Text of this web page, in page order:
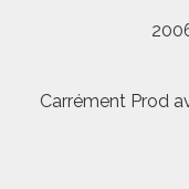
Carrément Prod